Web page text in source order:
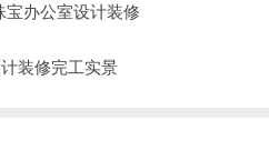
宝办公室设计装修
装修完工实景